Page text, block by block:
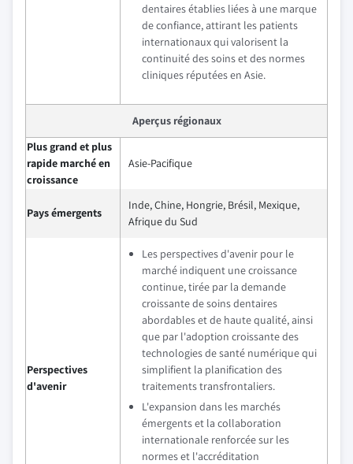
dentaires établies liées à une marque
de confiance, attirant les patients
internationaux qui valorisent la
continuité des soins et des normes
cliniques réputées en Asie.
Aperçus régionaux
Plus grand et plus
rapide marché en
croissance
Asie-Pacifique
Pays émergents
Inde, Chine, Hongrie, Brésil, Mexique,
Afrique du Sud
Perspectives
d'avenir
Les perspectives d'avenir pour le
marché indiquent une croissance
continue, tirée par la demande
croissante de soins dentaires
abordables et de haute qualité, ainsi
que par l'adoption croissante des
technologies de santé numérique qui
simplifient la planification des
traitements transfrontaliers.
L'expansion dans les marchés
émergents et la collaboration
internationale renforcée sur les
normes et l'accréditation